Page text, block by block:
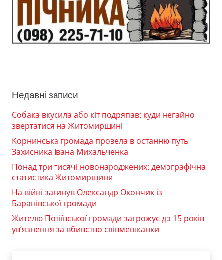
Недавні записи
Собака вкусила або кіт подряпав: куди негайно
звертатися на Житомирщині
Корнинська громада провела в останню путь
Захисника Івана Михальченка
Понад три тисячі новонароджених: демографічна
статистика Житомирщини
На війні загинув Олександр Окончик із
Баранівської громади
Жителю Потіївської громади загрожує до 15 років
ув’язнення за вбивство співмешканки